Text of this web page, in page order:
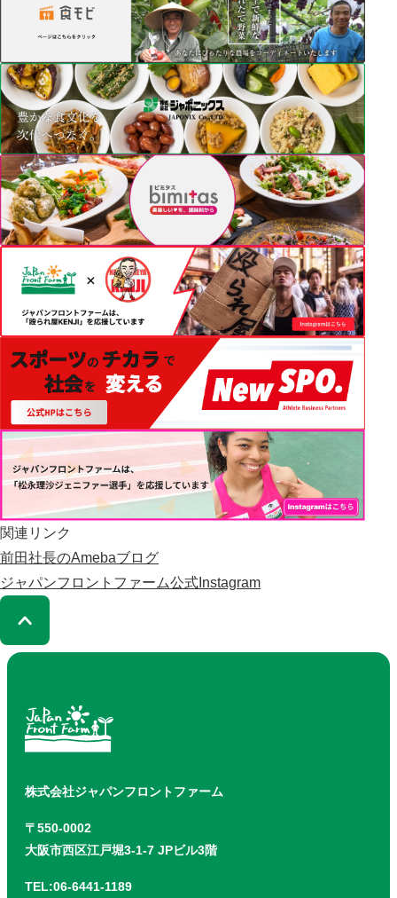
関連リンク
前田社長のAmebaブログ
ジャパンフロントファーム公式Instagram
株式会社ジャパンフロントファーム
〒550-0002
大阪市西区江戸堀3-1-7 JPビル3階
TEL:06-6441-1189